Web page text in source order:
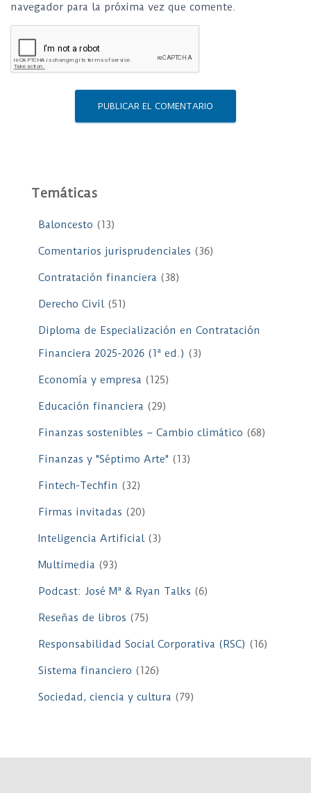
navegador para la próxima vez que comente.
Temáticas
Baloncesto (13)
Comentarios jurisprudenciales (36)
Contratación financiera (38)
Derecho Civil(51)
Diploma de Especialización en Contratación
Financiera 2025-2026 (1ª ed.) (3)
Economía y empresa (125)
Educación financiera (29)
Finanzas sostenibles – Cambio climático (68)
Finanzas y "Séptimo Arte" (13)
Fintech-Techfin (32)
Firmas invitadas (20)
Inteligencia Artificial(3)
Multimedia (93)
Podcast: José Mª & Ryan Talks (6)
Reseñas de libros (75)
Responsabilidad Social Corporativa (RSC) (16)
Sistema financiero (126)
Sociedad, ciencia y cultura (79)